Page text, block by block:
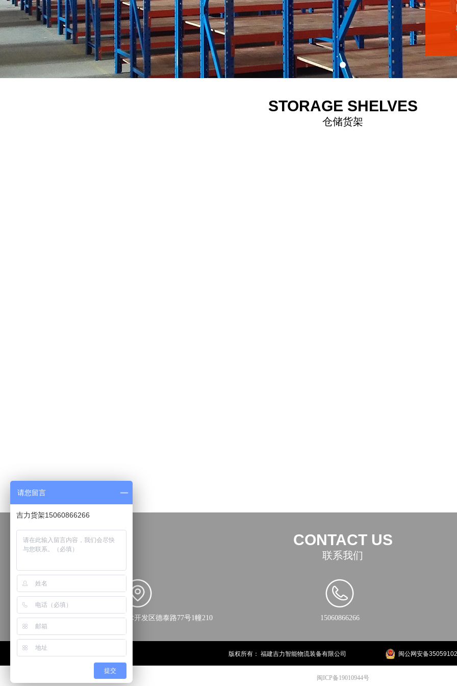
STORAGE SHELVES
仓储货架
CONTACT US
联系我们
福建省泉州市经济技术开发区德泰路77号1幢210 15060866266
版权所有： 福建吉力智能物流装备有限公司 闽公网安备
闽ICP备19010944号
请您留言
吉力货架15060866266
提交